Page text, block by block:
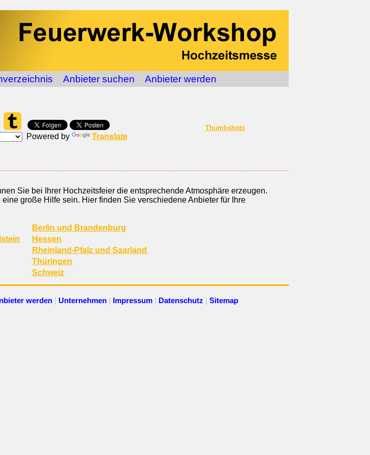
Anbieter suchen Anbieter werden
Thumbshots
Powered by Translate
Sie bei Ihrer Hochzeitsfeier die entsprechende Atmosphäre erzeugen.
große Hilfe sein. Hier finden Sie verschiedene Anbieter für Ihre
Berlin und Brandenburg
Hessen
Rheinland-Pfalz und Saarland
Thüringen
Schweiz
werden | Unternehmen | Impressum | Datenschutz | Sitemap